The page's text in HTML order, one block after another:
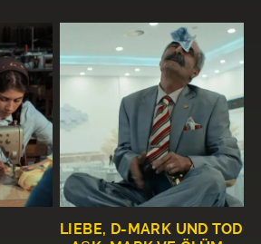
LIEBE, D-MARK UND TOD